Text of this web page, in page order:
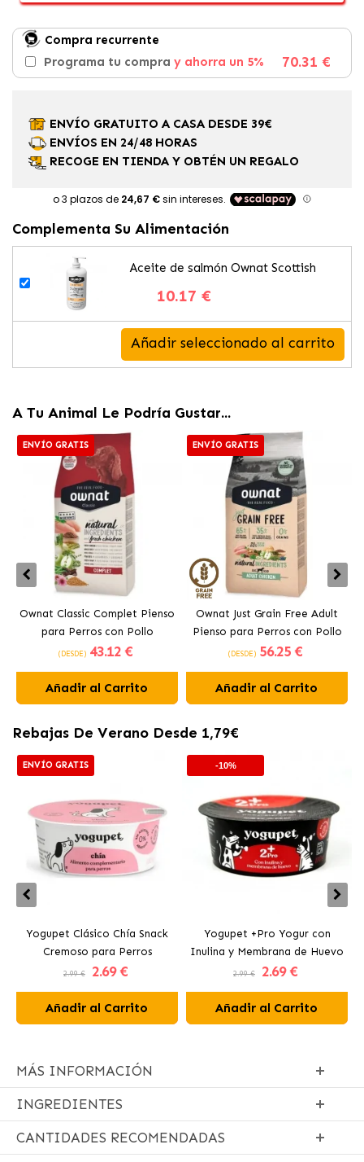
Compra recurrente
Programa tu compra y ahorra un 5% 70.31 €
ENVÍO GRATUITO A CASA DESDE 39€
ENVÍOS EN 24/48 HORAS
RECOGE EN TIENDA Y OBTÉN UN REGALO
Complementa Su Alimentación
Aceite de salmón Ownat Scottish
10.17 €
Añadir seleccionado al carrito
A Tu Animal Le Podría Gustar...
ENVÍO GRATIS
Ownat Classic Complet Pienso
para Perros con Pollo
(DESDE) 43.12 €
Añadir al Carrito
ENVÍO GRATIS
Ownat Just Grain Free Adult
Pienso para Perros con Pollo
(DESDE) 56.25 €
Añadir al Carrito
Rebajas De Verano Desde 1,79€
ENVÍO GRATIS
Yogupet Clásico Chía Snack
Cremoso para Perros
2.99 € 2.69 €
Añadir al Carrito
-10%
Yogupet +Pro Yogur con
Inulina y Membrana de Huevo
para Perros y Gatos
2.99 € 2.69 €
Añadir al Carrito
MÁS INFORMACIÓN
INGREDIENTES
CANTIDADES RECOMENDADAS